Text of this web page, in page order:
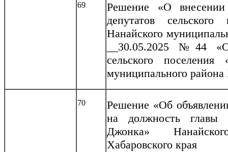
69
Решение «О
депутатов
Нанайского
__30.05.2025 №44
сельского
муниципального района
70
Решение «Об
на должность главы
Джонка»
Хабаровского края